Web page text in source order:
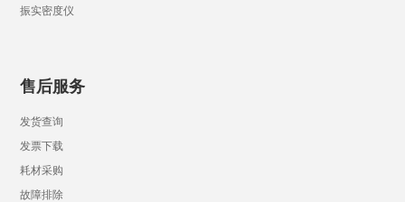
振实密度仪
售后服务
发货查询
发票下载
耗材采购
故障排除